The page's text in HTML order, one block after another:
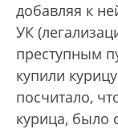
добавляя к
УК
преступным
купили
посчитало,
курица, было